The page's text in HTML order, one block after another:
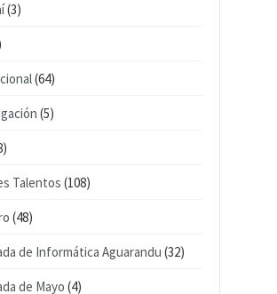
(3)
(64)
(5)
Talentos (108)
(48)
de Informática Aguarandu (32)
de Mayo (4)